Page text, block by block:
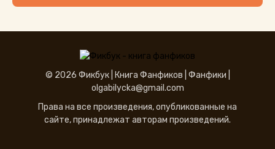
© 2026 Фикбук | Книга Фанфиков Фанфики
olgabilycka@gmail.com
Права на все произведения, опубликованные на
сайте, принадлежат авторам произведений.